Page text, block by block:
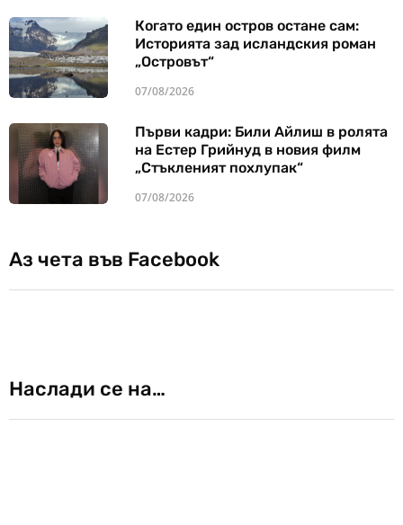
Когато един остров остане сам:
Историята зад исландския роман
„Островът“
07/08/2026
Първи кадри: Били Айлиш в ролята
на Естер Грийнуд в новия филм
„Стъкленият похлупак“
07/08/2026
Аз чета във Facebook
Наслади се на…